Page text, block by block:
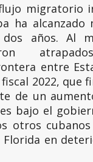
migratorio
ha alcanzado
años. Al
entre
2022, que
de un
bajo el
otros
en